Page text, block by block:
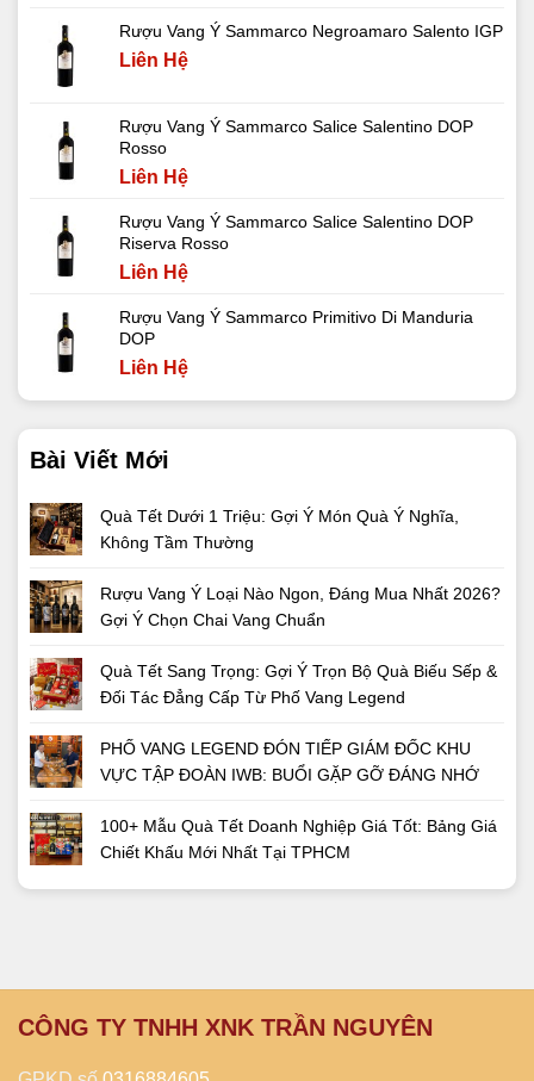
Rượu Vang Ý Sammarco Negroamaro Salento IGP
Liên Hệ
Rượu Vang Ý Sammarco Salice Salentino DOP
Rosso
Liên Hệ
Rượu Vang Ý Sammarco Salice Salentino DOP
Riserva Rosso
Liên Hệ
Rượu Vang Ý Sammarco Primitivo Di Manduria
DOP
Liên Hệ
Bài Viết Mới
Quà Tết Dưới 1 Triệu: Gợi Ý Món Quà Ý Nghĩa,
Không Tầm Thường
Rượu Vang Ý Loại Nào Ngon, Đáng Mua Nhất 2026?
Gợi Ý Chọn Chai Vang Chuẩn
Quà Tết Sang Trọng: Gợi Ý Trọn Bộ Quà Biếu Sếp &
Đối Tác Đẳng Cấp Từ Phố Vang Legend
PHỐ VANG LEGEND ĐÓN TIẾP GIÁM ĐỐC KHU
VỰC TẬP ĐOÀN IWB: BUỔI GẶP GỠ ĐÁNG NHỚ
100+ Mẫu Quà Tết Doanh Nghiệp Giá Tốt: Bảng Giá
Chiết Khấu Mới Nhất Tại TPHCM
CÔNG TY TNHH XNK TRẦN NGUYÊN